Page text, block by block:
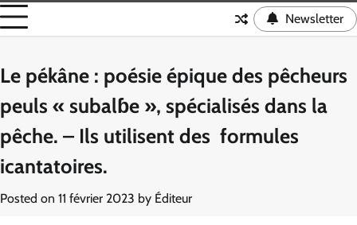
Newsletter
Le pékâne : poésie épique des pêcheurs
peuls « subalɓe », spécialisés dans la
pêche. – Ils utilisent des formules
icantatoires.
Posted on 11 février 2023 by Éditeur